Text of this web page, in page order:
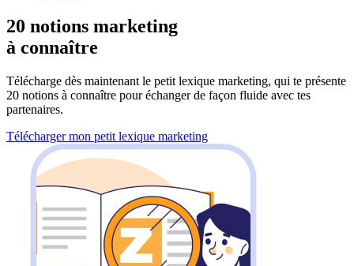
20 notions marketing
à connaître
Télécharge dès maintenant le petit lexique marketing, qui te présente
20 notions à connaître pour échanger de façon fluide avec tes
partenaires.
Télécharger mon petit lexique marketing